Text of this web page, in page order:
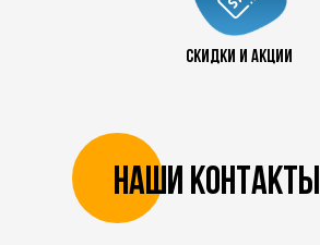
скидки и акции
Наши контакты